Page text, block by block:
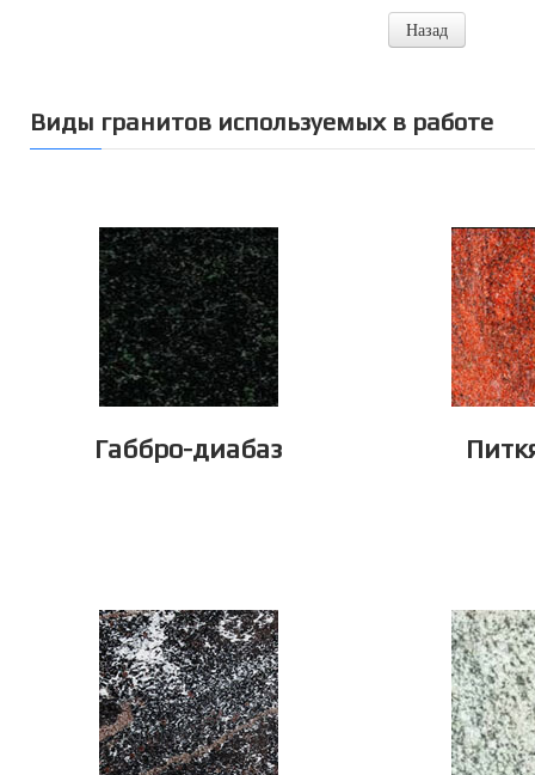
Виды гранитов используемых в работе
Габбро-диабаз